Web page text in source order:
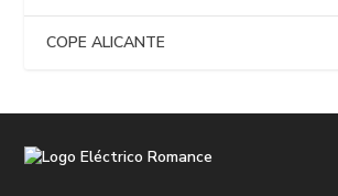
COPE ALICANTE